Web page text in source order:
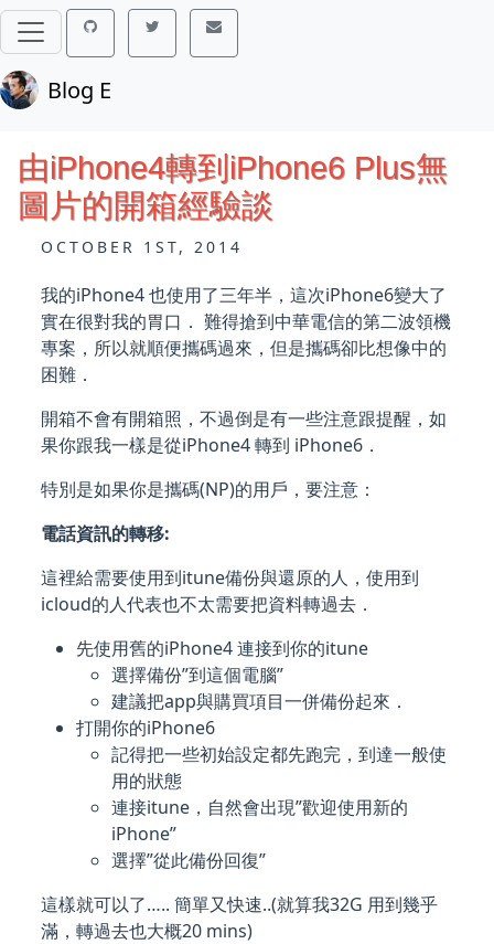
Blog E
由iPhone4轉到iPhone6 Plus無
圖片的開箱經驗談
OCTOBER 1ST, 2014
我的iPhone4 也使用了三年半，這次iPhone6變大了
實在很對我的胃口． 難得搶到中華電信的第二波領機
專案，所以就順便攜碼過來，但是攜碼卻比想像中的
困難．
開箱不會有開箱照，不過倒是有一些注意跟提醒，如
果你跟我一樣是從iPhone4 轉到 iPhone6．
特別是如果你是攜碼(NP)的用戶，要注意：
電話資訊的轉移:
這裡給需要使用到itune備份與還原的人，使用到
icloud的人代表也不太需要把資料轉過去．
先使用舊的iPhone4 連接到你的itune
選擇備份”到這個電腦”
建議把app與購買項目一併備份起來．
打開你的iPhone6
記得把一些初始設定都先跑完，到達一般使
用的狀態
連接itune，自然會出現”歡迎使用新的
iPhone”
選擇”從此備份回復”
這樣就可以了….. 簡單又快速..(就算我32G 用到幾乎
滿，轉過去也大概20 mins)